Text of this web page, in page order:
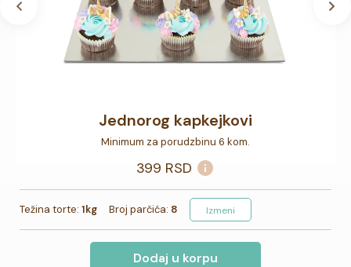
Jednorog kapkejkovi
Minimum za porudzbinu 6 kom.
399 RSD
Težina torte: 1kg Broj parčića: 8 Izmeni
Dodaj u korpu